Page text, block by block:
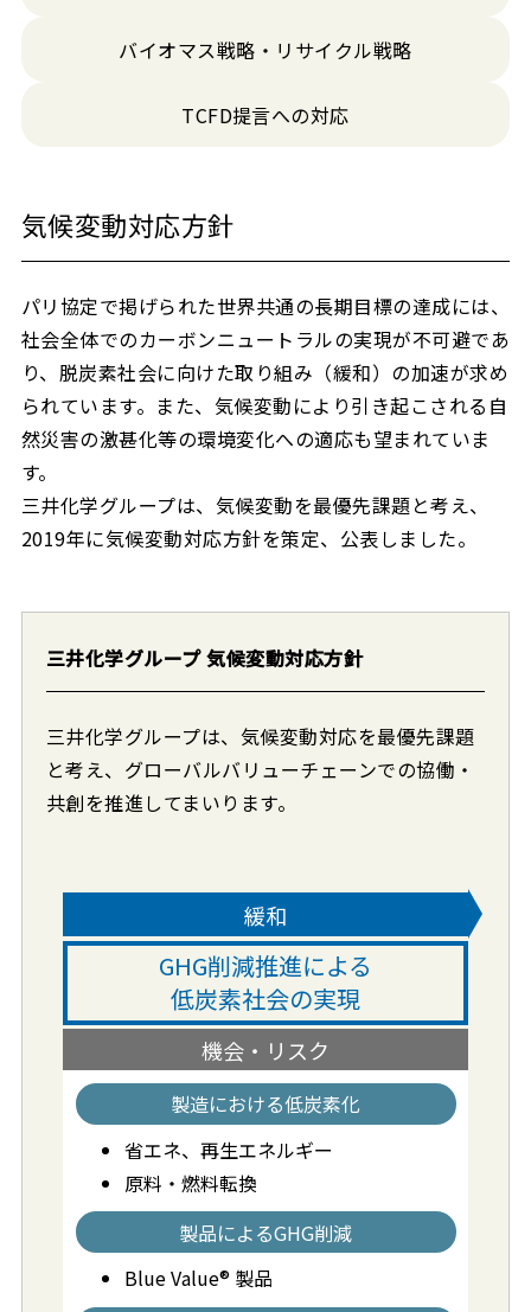
バイオマス戦略・リサイクル戦略
TCFD提言への対応
気候変動対応方針
パリ協定で掲げられた世界共通の長期目標の達成には、
社会全体でのカーボンニュートラルの実現が不可避であ
り、脱炭素社会に向けた取り組み（緩和）の加速が求め
られています。また、気候変動により引き起こされる自
然災害の激甚化等の環境変化への適応も望まれていま
す。
三井化学グループは、気候変動を最優先課題と考え、
2019年に気候変動対応方針を策定、公表しました。
三井化学グループ 気候変動対応方針
三井化学グループは、気候変動対応を最優先課題
と考え、グローバルバリューチェーンでの協働・
共創を推進してまいります。
緩和
GHG削減推進による
低炭素社会の実現
機会・リスク
製造における低炭素化
省エネ、再生エネルギー
原料・燃料転換
製品によるGHG削減
Blue Value® 製品